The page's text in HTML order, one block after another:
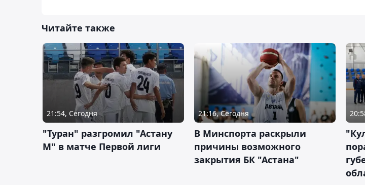
Читайте также
21:54, Сегодня
"Туран" разгромил "Астану
М" в матче Первой лиги
21:16, Сегодня
В Минспорта раскрыли
причины возможного
закрытия БК "Астана"